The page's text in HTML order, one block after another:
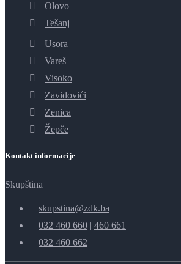
Olovo
Tešanj
Usora
Vareš
Visoko
Zavidovići
Zenica
Žepče
Kontakt informacije
Skupština
skupstina@zdk.ba
032 460 660 | 460 661
032 460 662